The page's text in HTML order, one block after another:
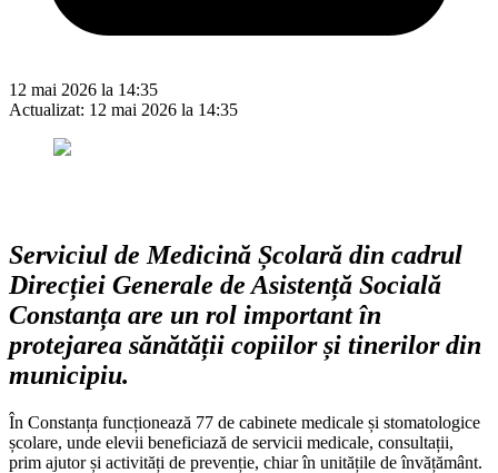
12 mai 2026 la 14:35
Actualizat: 12 mai 2026 la 14:35
Serviciul de Medicină Școlară din cadrul
Direcției Generale de Asistență Socială
Constanța are un rol important în
protejarea sănătății copiilor și tinerilor din
municipiu.
În Constanța funcționează 77 de cabinete medicale și stomatologice
școlare, unde elevii beneficiază de servicii medicale, consultații,
prim ajutor și activități de prevenție, chiar în unitățile de învățământ.